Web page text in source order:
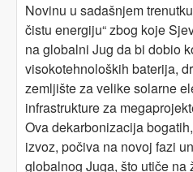
Novinu u sadašnjem
čistu energiju“ zbog koje
na globalni Jug da bi dobio
visokotehnoloških baterija,
zemljište za velike solarne
infrastrukture za
Ova dekarbonizacija
izvoz, počiva na novoj fazi
globalnog Juga, što utiče na